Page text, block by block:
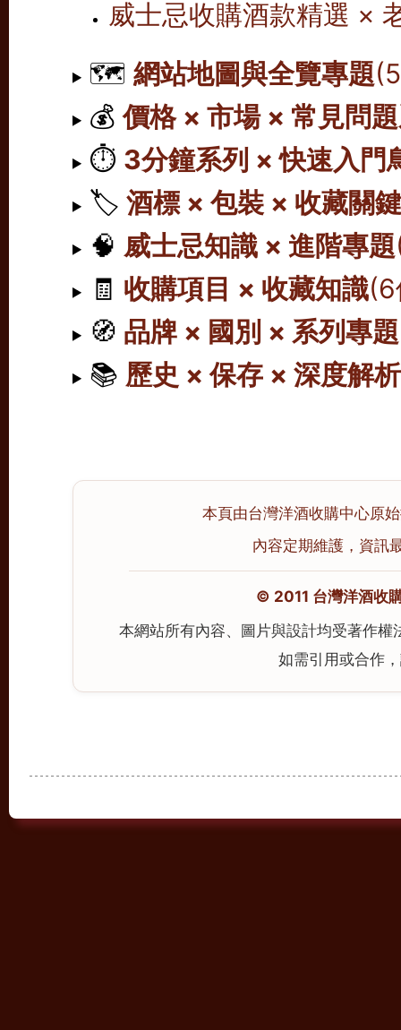
威士忌收購酒款精選 ×
🗺️網站地圖與全覽專題
💰價格 × 市場 × 常見問
⏱️ 3分鐘系列 × 快速入門
🏷️酒標 × 包裝 × 收藏關
🧠 威士忌知識 × 進階專題
🧾 收購項目 × 收藏知識
🧭 品牌 × 國別 × 系列專題
📚 歷史 × 保存 × 深度解析
本頁由台灣洋酒收購中心原
內容定期維護，資訊
© 2011 台灣洋酒收
本網站所有內容、圖片與設計均受著作
如需引用或合作